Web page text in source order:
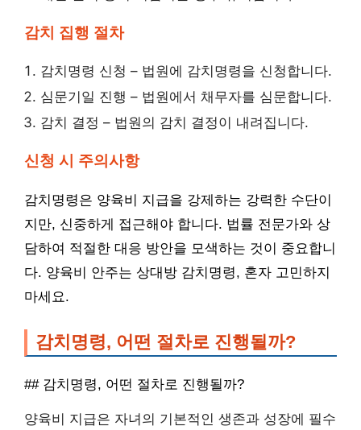
감치 집행 절차
감치명령 신청 – 법원에 감치명령을 신청합니다.
심문기일 진행 – 법원에서 채무자를 심문합니다.
감치 결정 – 법원의 감치 결정이 내려집니다.
신청 시 주의사항
감치명령은 양육비 지급을 강제하는 강력한 수단이
지만, 신중하게 접근해야 합니다. 법률 전문가와 상
담하여 적절한 대응 방안을 모색하는 것이 중요합니
다. 양육비 안주는 상대방 감치명령, 혼자 고민하지
마세요.
감치명령, 어떤 절차로 진행될까?
## 감치명령, 어떤 절차로 진행될까?
양육비 지급은 자녀의 기본적인 생존과 성장에 필수